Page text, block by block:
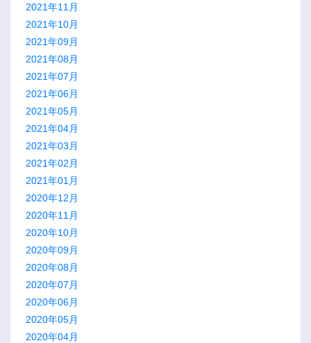
2021年11月
2021年10月
2021年09月
2021年08月
2021年07月
2021年06月
2021年05月
2021年04月
2021年03月
2021年02月
2021年01月
2020年12月
2020年11月
2020年10月
2020年09月
2020年08月
2020年07月
2020年06月
2020年05月
2020年04月